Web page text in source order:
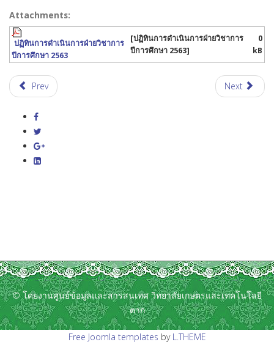
Attachments:
ปฏิทินการดำเนินการฝ่ายวิชาการ
ปีการศึกษา 2563
[ปฏิทินการดำเนินการฝ่ายวิชาการ
ปีการศึกษา 2563]
0
kB
Prev Next
© โดยงานศูนย์ข้อมูลและสารสนเทศ วิทยาลัยเกษตรและเทคโนโลยี
ตาก
Free Joomla templates by L.THEME